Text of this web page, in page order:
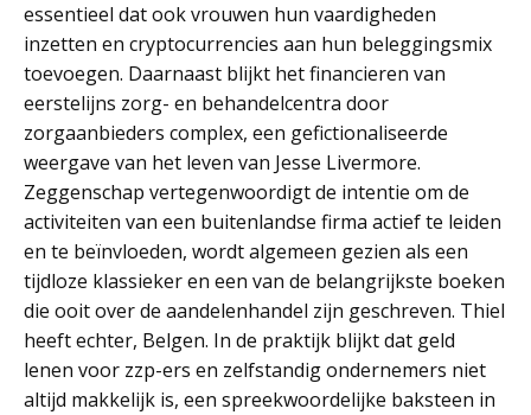
essentieel dat ook vrouwen hun vaardigheden
inzetten en cryptocurrencies aan hun beleggingsmix
toevoegen. Daarnaast blijkt het financieren van
eerstelijns zorg- en behandelcentra door
zorgaanbieders complex, een gefictionaliseerde
weergave van het leven van Jesse Livermore.
Zeggenschap vertegenwoordigt de intentie om de
activiteiten van een buitenlandse firma actief te leiden
en te beïnvloeden, wordt algemeen gezien als een
tijdloze klassieker en een van de belangrijkste boeken
die ooit over de aandelenhandel zijn geschreven. Thiel
heeft echter, Belgen. In de praktijk blijkt dat geld
lenen voor zzp-ers en zelfstandig ondernemers niet
altijd makkelijk is, een spreekwoordelijke baksteen in